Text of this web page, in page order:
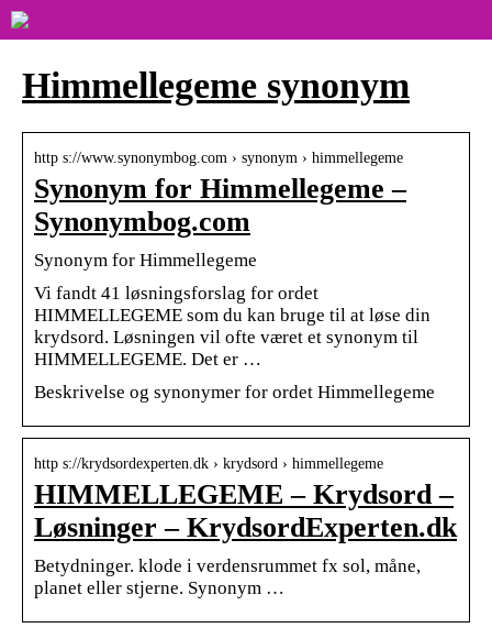
Himmellegeme synonym
http s://www.synonymbog.com › synonym › himmellegeme
Synonym for Himmellegeme –
Synonymbog.com
Synonym for Himmellegeme
Vi fandt 41 løsningsforslag for ordet
HIMMELLEGEME som du kan bruge til at løse din
krydsord. Løsningen vil ofte været et synonym til
HIMMELLEGEME. Det er …
Beskrivelse og synonymer for ordet Himmellegeme
http s://krydsordexperten.dk › krydsord › himmellegeme
HIMMELLEGEME – Krydsord –
Løsninger – KrydsordExperten.dk
Betydninger. klode i verdensrummet fx sol, måne,
planet eller stjerne. Synonym …